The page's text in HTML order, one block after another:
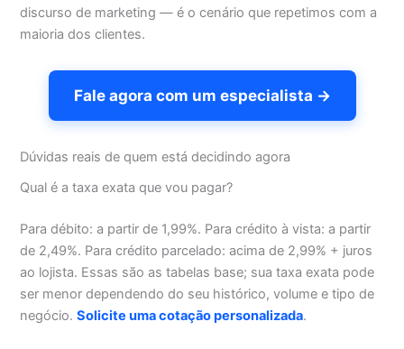
discurso de marketing — é o cenário que repetimos com a
maioria dos clientes.
Fale agora com um especialista →
Dúvidas reais de quem está decidindo agora
Qual é a taxa exata que vou pagar?
Para débito: a partir de 1,99%. Para crédito à vista: a partir
de 2,49%. Para crédito parcelado: acima de 2,99% + juros
ao lojista. Essas são as tabelas base; sua taxa exata pode
ser menor dependendo do seu histórico, volume e tipo de
negócio.Solicite uma cotação personalizada.